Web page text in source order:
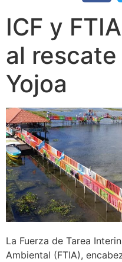
ICF y
al
Yojoa
La Fuerza de Tarea
Ambiental (FTIA),